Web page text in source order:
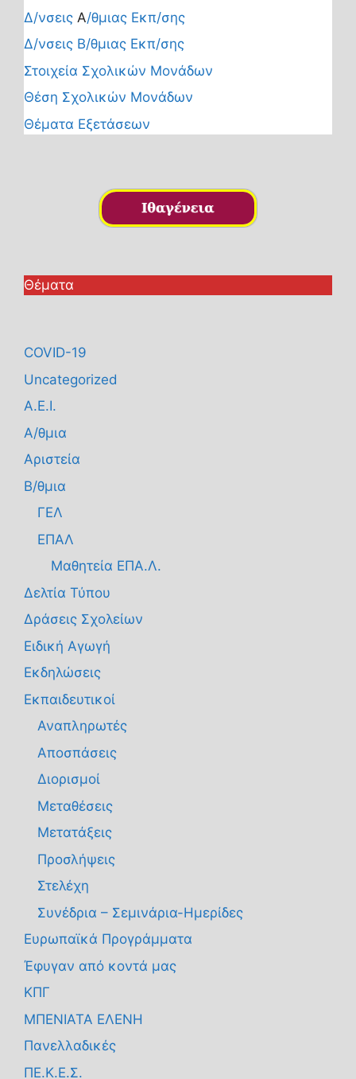
Δ/νσεις Α/θμιας Εκπ/σης
Δ/νσεις Β/θμιας Εκπ/σης
Στοιχεία Σχολικών Μονάδων
Θέση Σχολικών Μονάδων
Θέματα Εξετάσεων
Θέματα
COVID-19
Uncategorized
Α.Ε.Ι.
Α/θμια
Αριστεία
Β/θμια
ΓΕΛ
ΕΠΑΛ
Μαθητεία ΕΠΑ.Λ.
Δελτία Τύπου
Δράσεις Σχολείων
Ειδική Αγωγή
Εκδηλώσεις
Εκπαιδευτικοί
Αναπληρωτές
Αποσπάσεις
Διορισμοί
Μεταθέσεις
Μετατάξεις
Προσλήψεις
Στελέχη
Συνέδρια – Σεμινάρια-Ημερίδες
Ευρωπαϊκά Προγράμματα
Έφυγαν από κοντά μας
ΚΠΓ
ΜΠΕΝΙΑΤΑ ΕΛΕΝΗ
Πανελλαδικές
ΠΕ.Κ.Ε.Σ.